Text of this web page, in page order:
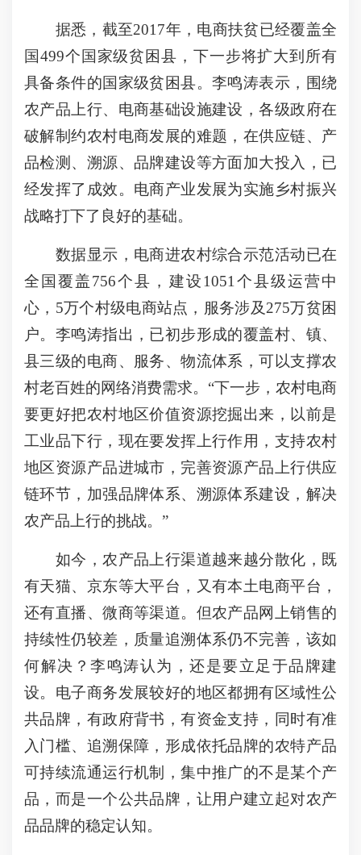
据悉，截至2017年，电商扶贫已经覆盖全
国499个国家级贫困县，下一步将扩大到所有
具备条件的国家级贫困县。李鸣涛表示，围绕
农产品上行、电商基础设施建设，各级政府在
破解制约农村电商发展的难题，在供应链、产
品检测、溯源、品牌建设等方面加大投入，已
经发挥了成效。电商产业发展为实施乡村振兴
战略打下了良好的基础。
数据显示，电商进农村综合示范活动已在
全国覆盖756个县，建设1051个县级运营中
心，5万个村级电商站点，服务涉及275万贫困
户。李鸣涛指出，已初步形成的覆盖村、镇、
县三级的电商、服务、物流体系，可以支撑农
村老百姓的网络消费需求。“下一步，农村电商
要更好把农村地区价值资源挖掘出来，以前是
工业品下行，现在要发挥上行作用，支持农村
地区资源产品进城市，完善资源产品上行供应
链环节，加强品牌体系、溯源体系建设，解决
农产品上行的挑战。”
如今，农产品上行渠道越来越分散化，既
有天猫、京东等大平台，又有本土电商平台，
还有直播、微商等渠道。但农产品网上销售的
持续性仍较差，质量追溯体系仍不完善，该如
何解决？李鸣涛认为，还是要立足于品牌建
设。电子商务发展较好的地区都拥有区域性公
共品牌，有政府背书，有资金支持，同时有准
入门槛、追溯保障，形成依托品牌的农特产品
可持续流通运行机制，集中推广的不是某个产
品，而是一个公共品牌，让用户建立起对农产
品品牌的稳定认知。